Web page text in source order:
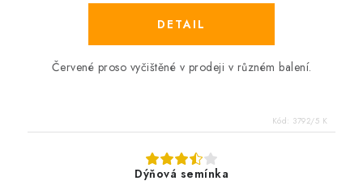
Červené proso vyčištěné v prodeji v různém balení.
Kód: 3792/5 K
Dýňová semínka